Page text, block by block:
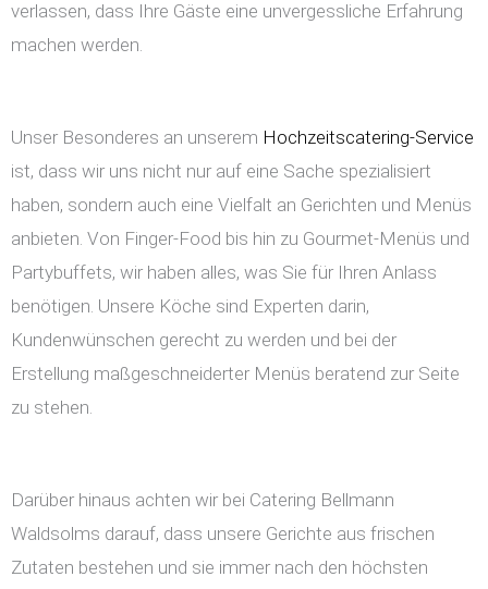
verlassen, dass Ihre Gäste eine unvergessliche Erfahrung
machen werden.
Unser Besonderes an unserem Hochzeitscatering-Service
ist, dass wir uns nicht nur auf eine Sache spezialisiert
haben, sondern auch eine Vielfalt an Gerichten und Menüs
anbieten. Von Finger-Food bis hin zu Gourmet-Menüs und
Partybuffets, wir haben alles, was Sie für Ihren Anlass
benötigen. Unsere Köche sind Experten darin,
Kundenwünschen gerecht zu werden und bei der
Erstellung maßgeschneiderter Menüs beratend zur Seite
zu stehen.
Darüber hinaus achten wir bei Catering Bellmann
Waldsolms darauf, dass unsere Gerichte aus frischen
Zutaten bestehen und sie immer nach den höchsten